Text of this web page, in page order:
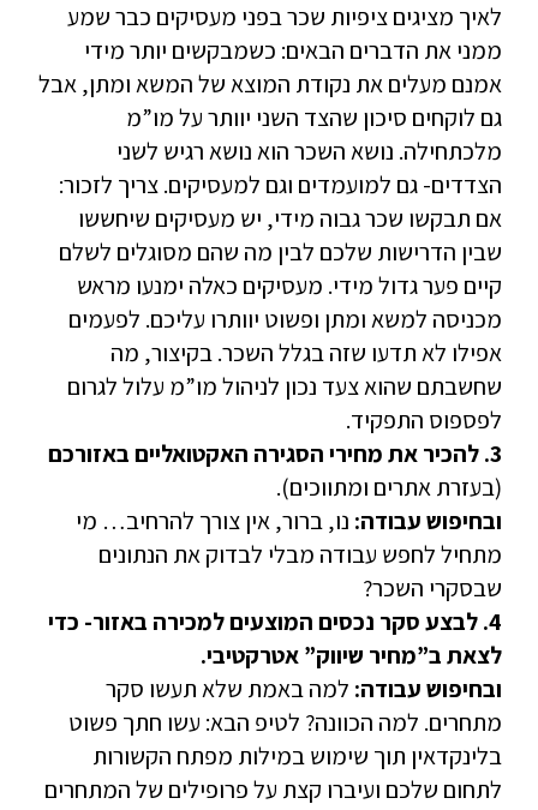
לאיך מציגים ציפיות שכר בפני מעסיקים כבר שמע
ממני את הדברים הבאים: כשמבקשים יותר מידי
אמנם מעלים את נקודת המוצא של המשא ומתן, אבל
גם לוקחים סיכון שהצד השני יוותר על מו”מ
מלכתחילה. נושא השכר הוא נושא רגיש לשני
הצדדים- גם למועמדים וגם למעסיקים. צריך לזכור:
אם תבקשו שכר גבוה מידי, יש מעסיקים שיחששו
שבין הדרישות שלכם לבין מה שהם מסוגלים לשלם
קיים פער גדול מידי. מעסיקים כאלה ימנעו מראש
מכניסה למשא ומתן ופשוט יוותרו עליכם. לפעמים
אפילו לא תדעו שזה בגלל השכר. בקיצור, מה
שחשבתם שהוא צעד נכון לניהול מו”מ עלול לגרום
לפספוס התפקיד.
3. להכיר את מחירי הסגירה האקטואליים באזורכם
(בעזרת אתרים ומתווכים).
ובחיפוש עבודה: נו, ברור, אין צורך להרחיב… מי
מתחיל לחפש עבודה מבלי לבדוק את הנתונים
שבסקרי השכר?
4. לבצע סקר נכסים המוצעים למכירה באזור- כדי
לצאת ב”מחיר שיווק” אטרקטיבי.
ובחיפוש עבודה: למה באמת שלא תעשו סקר
מתחרים. למה הכוונה? לטיפ הבא: עשו חתך פשוט
בלינקדאין תוך שימוש במילות מפתח הקשורות
לתחום שלכם ועיברו קצת על פרופילים של המתחרים